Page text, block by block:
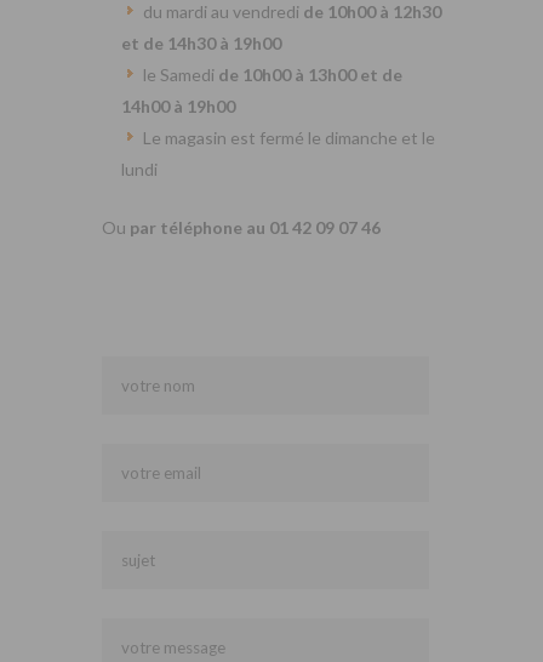
du mardi au vendredi de 10h00 à 12h30
et de 14h30 à 19h00
le Samedi de 10h00 à 13h00 et de
14h00 à 19h00
Le magasin est fermé le dimanche et le
lundi
Ou par téléphone au 01 42 09 07 46